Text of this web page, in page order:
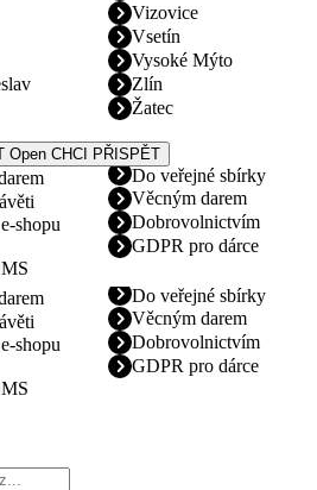
Vizovice
Vsetín
Vysoké Mýto
Zlín
Žatec
Open CHCI PŘISPĚT
shopu
Do veřejné sbírky
Věcným darem
Dobrovolnictvím
GDPR pro dárce
shopu
Do veřejné sbírky
Věcným darem
Dobrovolnictvím
GDPR pro dárce